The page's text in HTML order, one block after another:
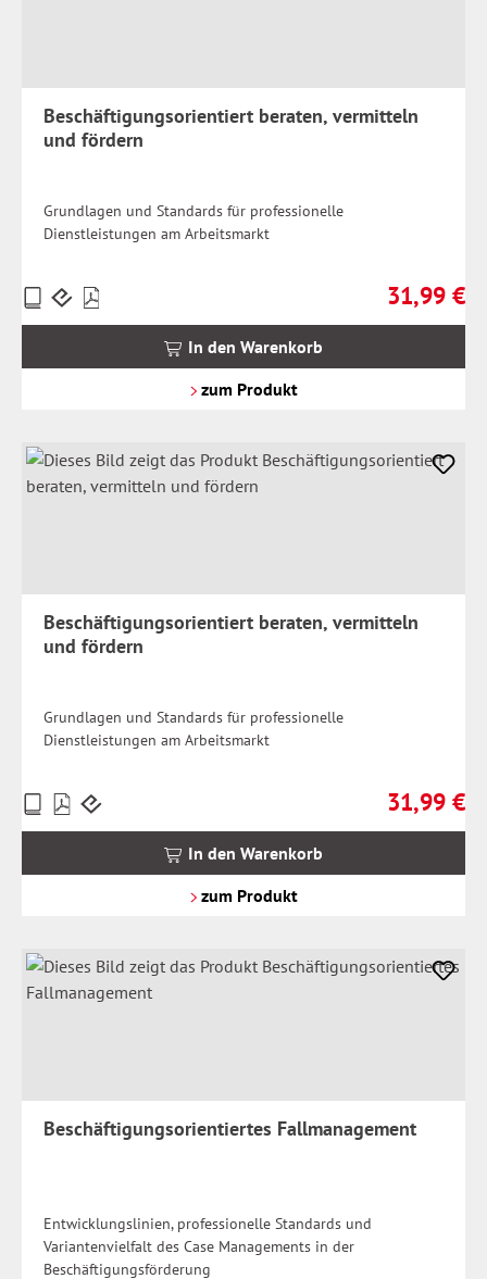
Beschäftigungsorientiert beraten, vermitteln
und fördern
Grundlagen und Standards für professionelle
Dienstleistungen am Arbeitsmarkt
Regulärer
31,99 €
Preise
inkl.
In den Warenkorb
zum Produkt
Beschäftigungsorientiert beraten, vermitteln
und fördern
Grundlagen und Standards für professionelle
Dienstleistungen am Arbeitsmarkt
Regulärer
31,99 €
Preise
inkl.
In den Warenkorb
zum Produkt
Beschäftigungsorientiertes Fallmanagement
Entwicklungslinien, professionelle Standards und
Variantenvielfalt des Case Managements in der
Beschäftigungsförderung